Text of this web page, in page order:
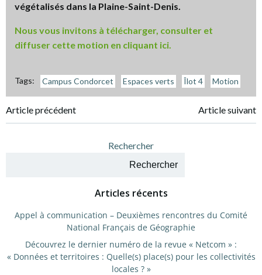
végétalisés dans la Plaine-Saint-Denis.
Nous vous invitons à télécharger, consulter et
diffuser cette motion en cliquant ici.
Tags: Campus Condorcet Espaces verts Îlot 4 Motion
Navigation
Article précédent
Navigation
de
l’article
Article suivant
Rechercher
Rechercher
Articles récents
Appel à communication – Deuxièmes rencontres du Comité
National Français de Géographie
Découvrez le dernier numéro de la revue « Netcom » :
« Données et territoires : Quelle(s) place(s) pour les collectivités
locales ? »